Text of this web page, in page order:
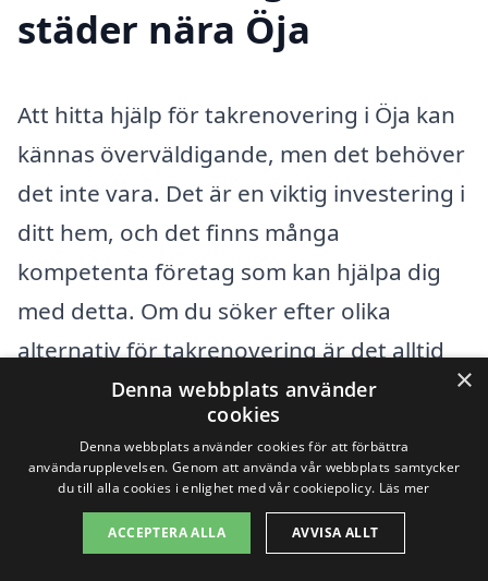
städer nära Öja
Att hitta hjälp för takrenovering i Öja kan
kännas överväldigande, men det behöver
det inte vara. Det är en viktig investering i
ditt hem, och det finns många
kompetenta företag som kan hjälpa dig
med detta. Om du söker efter olika
alternativ för takrenovering är det alltid
en bra idé att även titta på närliggande
städer. Här är några exempel på städer
där du också kan hitta professionella för
takrenovering:
×
Denna webbplats använder
cookies
Denna webbplats använder cookies för att förbättra
användarupplevelsen. Genom att använda vår webbplats samtycker
du till alla cookies i enlighet med vår cookiepolicy. Läs mer
ACCEPTERA ALLA AVVISA ALLT